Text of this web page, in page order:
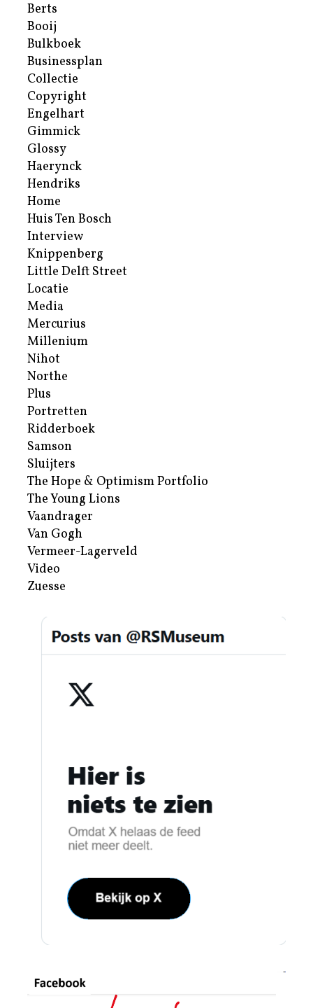
Berts
Booij
Bulkboek
Businessplan
Collectie
Copyright
Engelhart
Gimmick
Glossy
Haerynck
Hendriks
Home
Huis Ten Bosch
Interview
Knippenberg
Little Delft Street
Locatie
Media
Mercurius
Millenium
Nihot
Northe
Plus
Portretten
Ridderboek
Samson
Sluijters
The Hope & Optimism Portfolio
The Young Lions
Vaandrager
Van Gogh
Vermeer-Lagerveld
Video
Zuesse